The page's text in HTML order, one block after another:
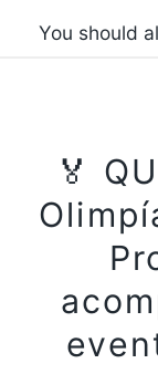
You should
🏅